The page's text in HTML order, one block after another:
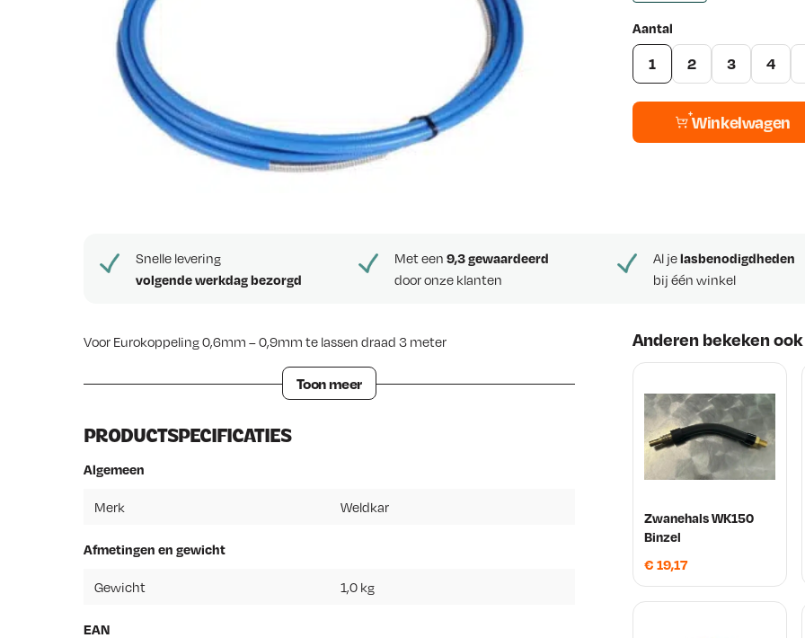
Aantal
1 2 3 4
Winkelwagen
Snelle levering
volgende werkdag bezorgd
Met een 9,3 gewaardeerd
door onze klanten
Al jelasbenodigdheden
bij één winkel
Voor Eurokoppeling 0,6mm – 0,9mm te lassen draad 3 meter
Binnenspiraal – Draadgeleider 0,6/0,9 3 meter
Toon meer
PRODUCTSPECIFICATIES
Algemeen
Merk Weldkar
Afmetingen en gewicht
Gewicht 1,0 kg
EAN
Anderen bekeken ook
Zwanehals WK150
Binzel
€ 19,17